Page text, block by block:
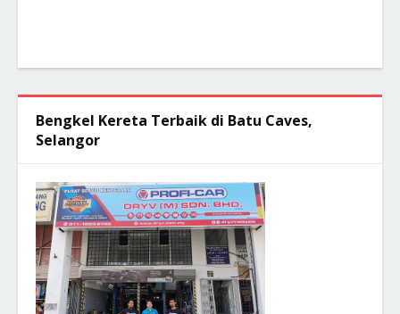
Bengkel Kereta Terbaik di Batu Caves,
Selangor